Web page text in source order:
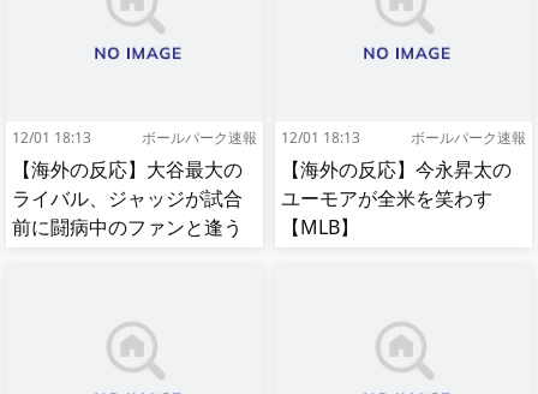
12/01 18:13 ボールパーク速報
【海外の反応】大谷最大の
ライバル、ジャッジが試合
前に闘病中のファンと逢う
12/01 18:13 ボールパーク速報
【海外の反応】今永昇太の
ユーモアが全米を笑わす
【MLB】